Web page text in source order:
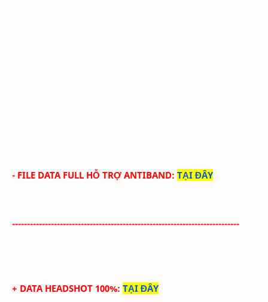
- FILE DATA FULL HỖ TRỢ ANTIBAND: TẠI ĐÂY
----------------------------------------------------------------------------
+ DATA HEADSHOT 100%: TẠI ĐÂY